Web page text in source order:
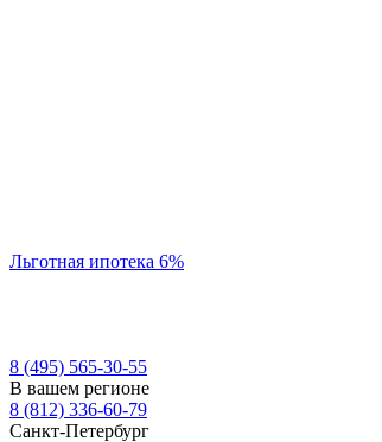
Льготная ипотека 6%
8 (495) 565-30-55
В вашем регионе
8 (812) 336-60-79
Санкт-Петербург